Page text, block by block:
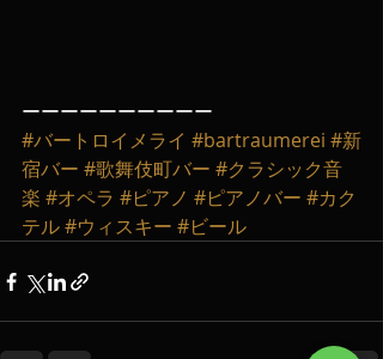
ーーーーーーーーーー
#バートロイメライ #bartraumerei #新
宿バー #歌舞伎町バー #クラシック音
楽 #オペラ #ピアノ #ピアノバー #カク
テル#ウィスキー #ビール